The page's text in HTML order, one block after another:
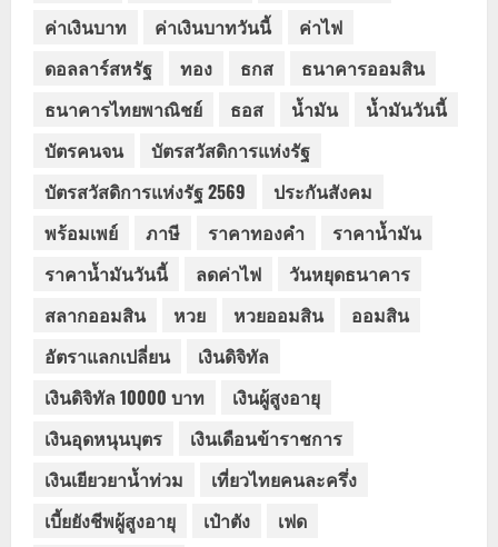
ค่าเงินบาท
ค่าเงินบาทวันนี้
ค่าไฟ
ดอลลาร์สหรัฐ
ทอง ธกส
ธนาคารออมสิน
ธนาคารไทยพาณิชย์
ธอส น้ำมัน
น้ำมันวันนี้
บัตรคนจน
บัตรสวัสดิการแห่งรัฐ
บัตรสวัสดิการแห่งรัฐ 2569
ประกันสังคม
พร้อมเพย์
ภาษี ราคาทองคำ
ราคาน้ำมัน
ราคาน้ำมันวันนี้
ลดค่าไฟ
วันหยุดธนาคาร
สลากออมสิน
หวย หวยออมสิน
ออมสิน
อัตราแลกเปลี่ยน
เงินดิจิทัล
เงินดิจิทัล 10000 บาท
เงินผู้สูงอายุ
เงินอุดหนุนบุตร
เงินเดือนข้าราชการ
เงินเยียวยาน้ำท่วม
เที่ยวไทยคนละครึ่ง
เบี้ยยังชีพผู้สูงอายุ
เป๋าตัง
เฟด